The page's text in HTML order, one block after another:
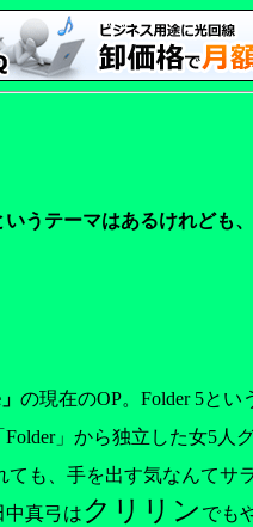
うテーマはあるけれども
の現在のOP。Folder 5と
」から独立した女5人
ても、手を出す気なんて
真弓はクリリン でも